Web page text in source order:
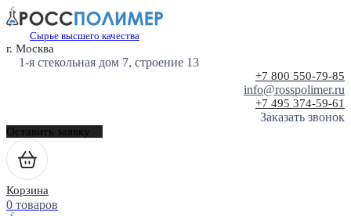
Сырье высшего качества
г. Москва
1-я стекольная дом 7, строение 13
+7 800 550-79-85
info@rosspolimer.ru
+7 495 374-59-61
Заказать звонок
Оставить заявку
Корзина
0 товаров